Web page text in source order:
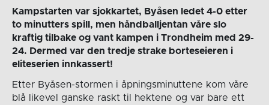
Kampstarten var sjokkartet, Byåsen ledet 4-0 etter
to minutters spill, men håndballjentan våre slo
kraftig tilbake og vant kampen i Trondheim med 29-
24. Dermed var den tredje strake borteseieren i
eliteserien innkassert!
Etter Byåsen-stormen i åpningsminuttene kom våre
blå likevel ganske raskt til hektene og var bare ett